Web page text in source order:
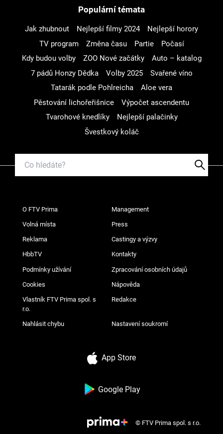
Populární témata
Jak zhubnout Nejlepší filmy 2024
Nejlepší horory
TV program
Změna času Partie
Počasí
Kdy budou volby
ZOO Nové začátky
Auto – katalog
7 pádů Honzy Dědka
Volby 2025
Svařené víno
Tatarák podle Pohlreicha
Aloe vera
Pěstování lichořeřišnice
Výpočet ascendentu
Tvarohové knedlíky
Nejlepší palačinky
Švestkový koláč
O FTV Prima Management
Volná místa Press
Reklama Castingy a výzvy
HbbTV Kontakty
Podmínky užívání Zpracování osobních údajů
Cookies Nápověda
Vlastník FTV Prima spol. s
r.o.
Redakce
Nahlásit chybu Nastavení soukromí
App Store
Google Play
© FTV Prima spol. s r.o.